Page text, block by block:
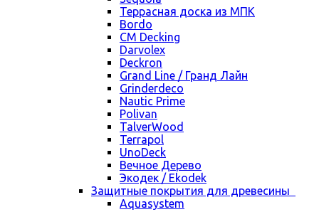
Террасная доска из МПК
Bordo
CM Decking
Darvolex
Deckron
Grand Line / Гранд Лайн
Grinderdeco
Nautic Prime
Polivan
TalverWood
Terrapol
UnoDeck
Вечное Дерево
Экодек / Ekodek
Защитные покрытия для древесины
Aquasystem